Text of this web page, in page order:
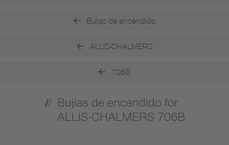
Bujías de encendido
ALLIS-CHALMERS
706B
Bujías de encendido for
ALLIS-CHALMERS 706B